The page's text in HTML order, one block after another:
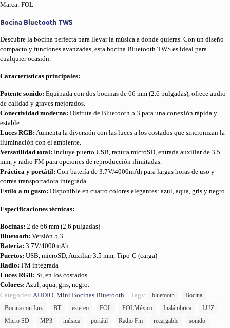
Marca: FOL
Bocina Bluetooth TWS
Descubre la bocina perfecta para llevar la música a donde quieras. Con un diseño
compacto y funciones avanzadas, esta bocina Bluetooth TWS es ideal para
cualquier ocasión.
Características principales:
Potente sonido: Equipada con dos bocinas de 66 mm (2.6 pulgadas), ofrece audio
de calidad y graves mejorados.
Conectividad moderna: Disfruta de Bluetooth 5.3 para una conexión rápida y
estable.
Luces RGB: Aumenta la diversión con las luces a los costados que sincronizan la
iluminación con el ambiente.
Versatilidad total: Incluye puerto USB, ranura microSD, entrada auxiliar de 3.5
mm, y radio FM para opciones de reproducción ilimitadas.
Práctica y portátil: Con batería de 3.7V/4000mAh para largas horas de uso y
correa transportadora integrada.
Estilo a tu gusto: Disponible en cuatro colores elegantes: azul, aqua, gris y negro.
Especificaciones técnicas:
Bocinas: 2 de 66 mm (2.6 pulgadas)
Bluetooth: Versión 5.3
Batería: 3.7V/4000mAh
Puertos: USB, microSD, Auxiliar 3.5 mm, Tipo-C (carga)
Radio: FM integrada
Luces RGB: Sí, en los costados
Colores: Azul, aqua, gris, negro.
Categories: AUDIO, Mini Bocinas Bluetooth Tags: bluetooth
Bocina
Bocina con Luz
BT estereo FOL FOLMéxico Inalámbrica
LUZ
Micro SD
MP3 música portátil Radio Fm recargable
sonido